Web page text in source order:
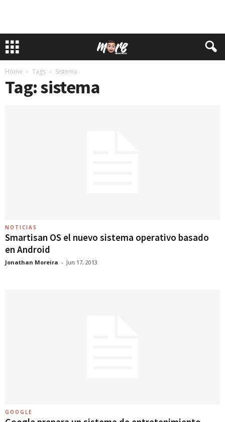
Home Tags Sistema
Tag: sistema
NOTICIAS
Smartisan OS el nuevo sistema operativo basado
en Android
Jonathan Moreira - Jun 17, 2013
GOOGLE